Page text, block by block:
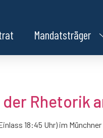
Mandatsträger
Rhetorik
18:45 Uhr) im Münchner